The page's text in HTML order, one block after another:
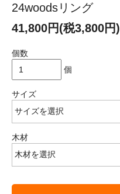
24woodsリング
41,800円(税3,800円)
個数
個
サイズ
木材